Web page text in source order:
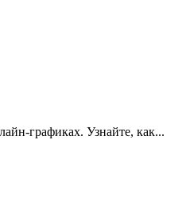
графиках. Узнайте, как...